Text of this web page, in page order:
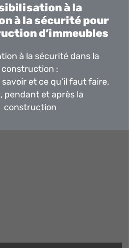
à la
à la sécurité pour
d’immeubles
à la sécurité dans la
construction :
savoir et ce qu’il faut faire,
pendant et après la
construction